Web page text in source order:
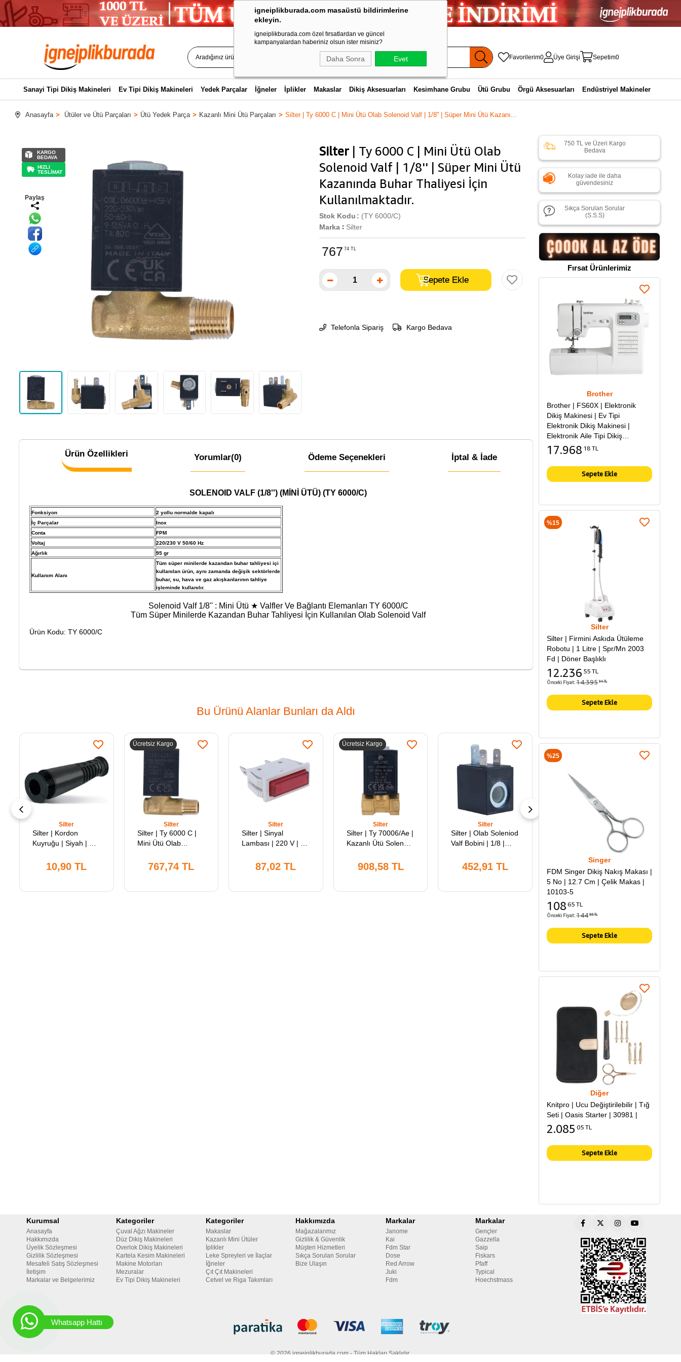
igneiplikburada.com masaüstü bildirimlerine
ekleyin.
igneiplikburada.com özel fırsatlardan ve güncel
kampanyalardan haberiniz olsun ister misiniz?
Daha Sonra Evet Favorilerim0 Üye Girişi Sepetim0
Sanayi Tipi Dikiş Makineleri Ev Tipi Dikiş Makineleri Yedek Parçalar İğneler İplikler Makaslar Dikiş Aksesuarları Kesimhane Grubu Ütü Grubu Örgü Aksesuarları Endüstriyel Makineler
Anasayfa Ütüler ve Ütü Parçaları Ütü Yedek Parça Kazanlı Mini Ütü Parçaları Silter | Ty 6000 C | Mini Ütü Olab Solenoid Valf | 1/8'' | Süper Mini Ütü Kazanı...
KARGO
BEDAVA
HIZLI
TESLİMAT
Paylaş
Silter | Ty 6000 C | Mini Ütü Olab
Solenoid Valf | 1/8'' | Süper Mini Ütü
Kazanında Buhar Thaliyesi İçin
Kullanılmaktadır.
(TY 6000/C)
Stok Kodu
Marka : Silter
767 74 TL
Telefonla Sipariş Kargo Bedava
Ürün Özellikleri Yorumlar(0) Ödeme Seçenekleri İptal & İade
SOLENOID VALF (1/8'') (MİNİ ÜTÜ) (TY 6000/C)
Fonksiyon
2 yollu normalde kapalı
İç Parçalar
Inox
Conta
FPM
Voltaj
220/230 V 50/60 Hz
Ağırlık
95 gr
Kullanım Alanı
Tüm süper minilerde kazandan buhar tahliyesi içi
kullanılan ürün, aynı zamanda değişik sektörlerde
buhar, su, hava ve gaz akışkanlarının tahliye
işleminde kullanılır.
Solenoid Valf 1/8'' : Mini Ütü ★ Valfler Ve Bağlantı Elemanları TY 6000/C
Tüm Süper Minilerde Kazandan Buhar Tahliyesi İçin Kullanılan Olab Solenoid Valf
Ürün Kodu: TY 6000/C
Bu Ürünü Alanlar Bunları da Aldı
Silter
Silter | Kordon
Kuyruğu | Siyah | Sy
El Ütülerinde
Kullanılır
10,90 TL
Silter
Silter | Ty 6000 C |
Mini Ütü Olab
Süper Mini Ütü
Kazanında Buhar
Kullanılmaktadır.
767,74 TL
Ücretsiz Kargo
Silter
Silter | Sinyal
Lambası | 220 V | Ty
Mini Spr/mn 2000 |
Gld/MN 2000 |
Uyumludur.
87,02 TL
Silter
Silter | Ty 70006/Ae |
Kazanlı Ütü Solenoid
908,58 TL
Ücretsiz Kargo
Silter
Silter | Olab Soleniod
Valf Bobini | 1/8 |
Mini Ütülerde
Kazandan Buhar
Kullanılır.
452,91 TL
Silter | Mini Ütü 3/8''
Emniyet Ventili | Sy
Ev 38 | Silter 1lt, 2lt,
3.5lt ve 5lt Kazanlı
Mini Ütülerle
Uyumludur.
372,28 TL
750 TL ve Üzeri Kargo
Bedava
Kolay iade ile daha
güvendesiniz
Sıkça Sorulan Sorular
(S.S.S)
Fırsat Ürünlerimiz
Brother
Brother | FS60X | Elektronik
Dikiş Makinesi | Ev Tipi
Elektronik Dikiş Makinesi |
Elektronik Aile Tipi Dikiş
Makinesi
17.968 18 TL
Sepete Ekle
Silter
Silter | Firmini Askıda Ütüleme
Robotu | 1 Litre | Spr/Mn 2003
Fd | Döner Başlıklı
12.236 55 TL
Önceki Fiyat:14.395 94 TL
Sepete Ekle
%15
Singer
FDM Singer Dikiş Nakış Makası |
5 No | 12.7 Cm | Çelik Makas |
10103-5
108 65 TL
Önceki Fiyat:144 86 TL
Sepete Ekle
%25
Diğer
Knitpro | Ucu Değiştirilebilir | Tığ
Seti | Oasis Starter | 30981 |
2.085 05 TL
Sepete Ekle
Kurumsal
Anasayfa
Hakkımızda
Üyelik Sözleşmesi
Gizlilik Sözleşmesi
Mesafeli Satış Sözleşmesi
İletişim
Markalar ve Belgelerimiz
Kategoriler
Çuval Ağzı Makineler
Düz Dikiş Makineleri
Overlok Dikiş Makineleri
Kartela Kesim Makineleri
Makine Motorları
Mezuralar
Ev Tipi Dikiş Makineleri
Kategoriler
Makaslar
Kazanlı Mini Ütüler
İplikler
Leke Spreyleri ve İlaçlar
İğneler
Çıt Çıt Makineleri
Cetvel ve Riga Takımları
Hakkımızda
Mağazalarımız
Gizlilik & Güvenlik
Müşteri Hizmetleri
Sıkça Sorulan Sorular
Bize Ulaşın
Markalar
Janome
Kai
Fdm Star
Dose
Red Arrow
Juki
Fdm
Markalar
Gençler
Gazzella
Saip
Fiskars
Pfaff
Typical
Hoechstmass
© 2026 igneiplikburada.com - Tüm Hakları Saklıdır.
Whatsapp Hattı